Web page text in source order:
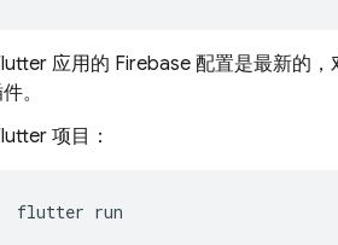
应用的 Firebase 配置是最新的
。
项目：
flutter